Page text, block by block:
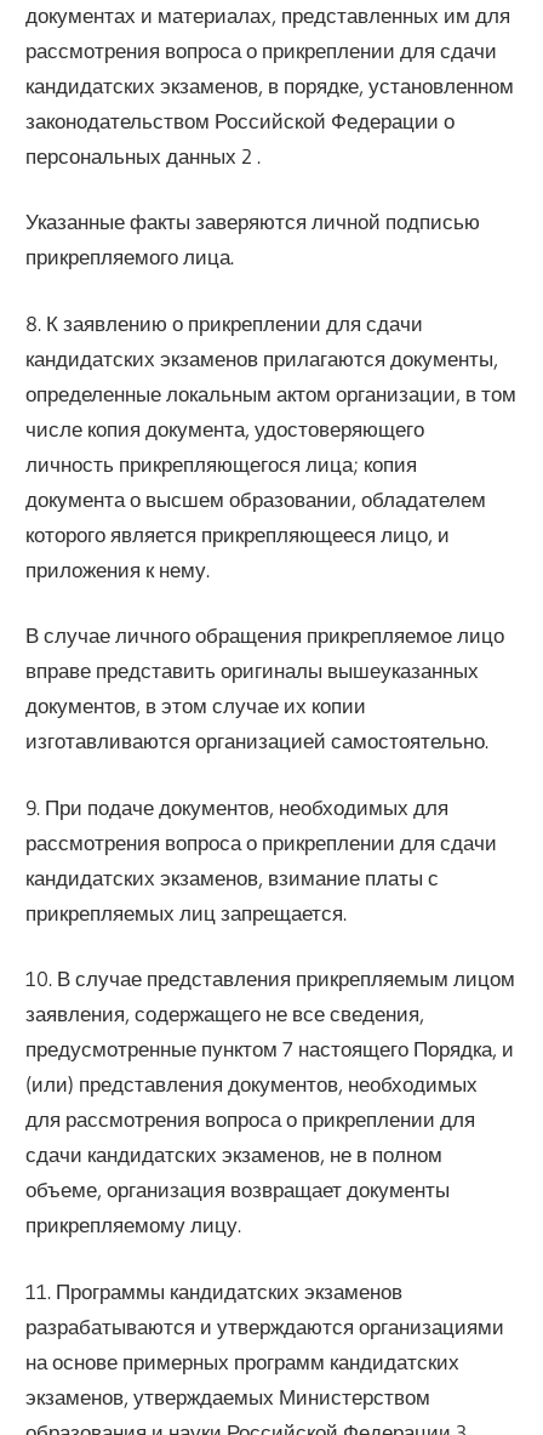
документах и материалах, представленных им для
рассмотрения вопроса о прикреплении для сдачи
кандидатских экзаменов, в порядке, установленном
законодательством Российской Федерации о
персональных данных 2 .
Указанные факты заверяются личной подписью
прикрепляемого лица.
8. К заявлению о прикреплении для сдачи
кандидатских экзаменов прилагаются документы,
определенные локальным актом организации, в том
числе копия документа, удостоверяющего
личность прикрепляющегося лица; копия
документа о высшем образовании, обладателем
которого является прикрепляющееся лицо, и
приложения к нему.
В случае личного обращения прикрепляемое лицо
вправе представить оригиналы вышеуказанных
документов, в этом случае их копии
изготавливаются организацией самостоятельно.
9. При подаче документов, необходимых для
рассмотрения вопроса о прикреплении для сдачи
кандидатских экзаменов, взимание платы с
прикрепляемых лиц запрещается.
10. В случае представления прикрепляемым лицом
заявления, содержащего не все сведения,
предусмотренные пунктом 7 настоящего Порядка, и
(или) представления документов, необходимых
для рассмотрения вопроса о прикреплении для
сдачи кандидатских экзаменов, не в полном
объеме, организация возвращает документы
прикрепляемому лицу.
11. Программы кандидатских экзаменов
разрабатываются и утверждаются организациями
на основе примерных программ кандидатских
экзаменов, утверждаемых Министерством